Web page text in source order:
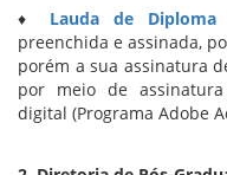
♦ Lauda de Diploma
preenchida e assinada,
porém a sua assinatura
por meio de
digital (Programa Adobe